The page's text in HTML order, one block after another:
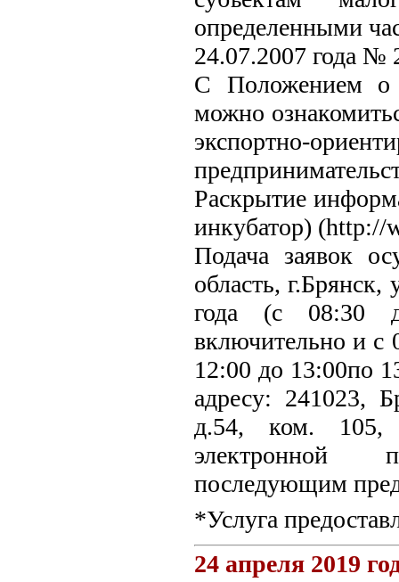
определенными
24.07.2007 года №
С Положением о
можно
экспортно-
Раскрытие
инкубатор) (http://
Подача заявок
область,
года (с 08:30
включительно и с
12:00 до 13:00по
адресу: 241023,
д.54, ком. 105,
электронной
последующим
*Услуга
24 апреля 2019